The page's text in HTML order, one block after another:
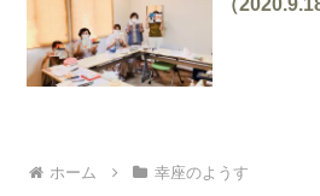
（
ホーム 幸座のようす